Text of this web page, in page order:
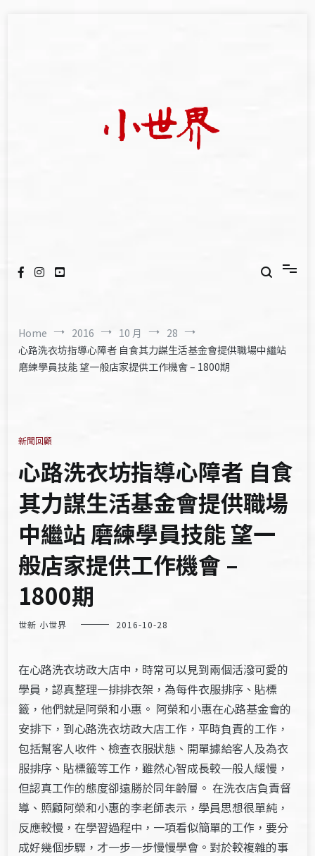
Home 2016 10 月
28
心路洗衣坊指導心障者 自食其力謀生活基金會提供職場中繼站
磨練學員技能 望一般店家提供工作機會 – 1800期
新聞回顧
心路洗衣坊指導心障者 自食
其力謀生活基金會提供職場
中繼站 磨練學員技能 望一
般店家提供工作機會 –
1800期
世新 小世界 2016-10-28
在心路洗衣坊政大店中，時常可以見到兩個活潑可愛的
學員，認真整理一排排衣架，為每件衣服排序、貼標
籤，他們就是阿榮和小惠。 阿榮和小惠在心路基金會的
安排下，到心路洗衣坊政大店工作，平時負責的工作，
包括幫客人收件、檢查衣服狀態、開單據給客人及為衣
服排序、貼標籤等工作，雖然心智成長較一般人緩慢，
但認真工作的態度卻遠勝於同年齡層。 在洗衣店負責督
導、照顧阿榮和小惠的李老師表示，學員思想很單純，
反應較慢，在學習過程中，一項看似簡單的工作，要分
成好幾個步驟，才一步一步慢慢學會。對於較複雜的事